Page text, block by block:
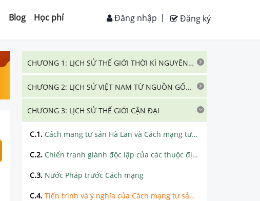
Blog Học phí Đăng ký
Đăng nhập
CHƯƠNG 1: LỊCH SỬ THẾ GIỚI THỜI KÌ NGUYÊN THỦY, CỔ ĐẠI VÀ TRUNG ĐẠI
CHƯƠNG 2: LỊCH SỬ VIỆT NAM TỪ NGUỒN GỐC ĐẾN GIỮA THẾ KỈ XIX
CHƯƠNG 3: LỊCH SỬ THẾ GIỚI CẬN ĐẠI
C.1. Cách mạng tư sản Hà Lan và Cách mạng tư sản Anh
C.2. Chiến tranh giành độc lập của các thuộc địa Anh ở Bắc Mĩ
C.3. Nước Pháp trước Cách mạng
C.4. Tiến trình và ý nghĩa của Cách mạng tư sản Pháp